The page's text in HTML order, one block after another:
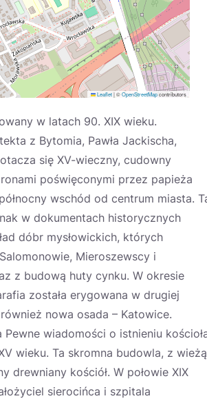
Leaflet|©OpenStreetMapcontributors
w latach 90. XIX wieku.
z Bytomia, Pawła Jackischa,
się XV-wieczny, cudowny
poświęconymi przez papieża
wschód od centrum miasta.
w dokumentach historycznych
dóbr mysłowickich, których
Mieroszewscy i
z budową huty cynku. W okresie
została erygowana w drugiej
nowa osada – Katowice.
Pewne wiadomości o istnieniu
wieku. Ta skromna budowla, z wieżą
drewniany kościół. W połowie XIX
sierocińca i szpitala